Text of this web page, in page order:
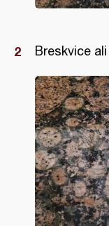
Breskvice